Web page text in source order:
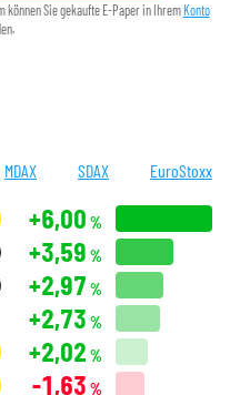
können Sie gekaufte E-Paper in Ihrem Konto
MDAX SDAX EuroStoxx
+6,00 %
+3,59 %
+2,97 %
+2,73 %
+2,02 %
-1,63 %